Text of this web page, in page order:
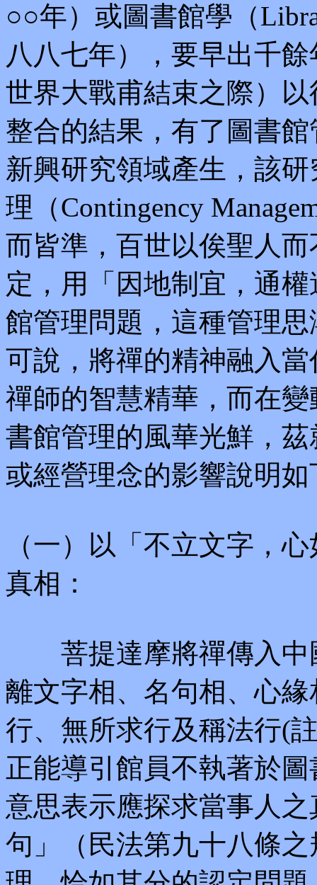
○○年）或圖書館學（
八八七年），要早出千
世界大戰甫結束之際）
整合的結果，有了圖書館
新興研究領域產生，該
理（Contingency
而皆準，百世以俟聖人
定，用「因地制宜，通
館管理問題，這種管理
可說，將禪的精神融入
禪師的智慧精華，而在
書館管理的風華光鮮，
或經營理念的影響說明如
（一）以「不立文字，
真相：
菩提達摩將禪傳入中
離文字相、名句相、心
行、無所求行及稱法行(
正能導引館員不執著於
意思表示應探求當事人
句」（民法第九十八條